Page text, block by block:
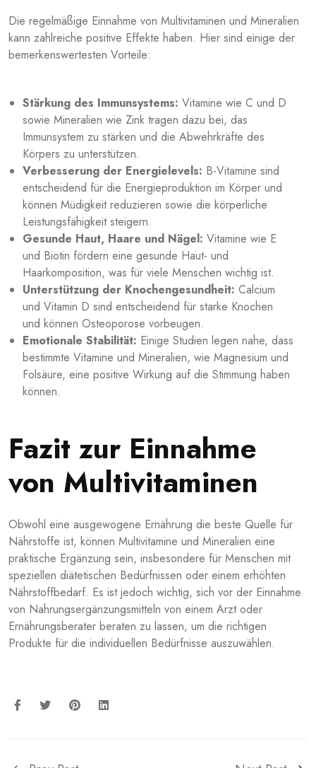
Die regelmäßige Einnahme von Multivitaminen und Mineralien
kann zahlreiche positive Effekte haben. Hier sind einige der
bemerkenswertesten Vorteile:
Stärkung des Immunsystems: Vitamine wie C und D
sowie Mineralien wie Zink tragen dazu bei, das
Immunsystem zu stärken und die Abwehrkräfte des
Körpers zu unterstützen.
Verbesserung der Energielevels: B-Vitamine sind
entscheidend für die Energieproduktion im Körper und
können Müdigkeit reduzieren sowie die körperliche
Leistungsfähigkeit steigern.
Gesunde Haut, Haare und Nägel: Vitamine wie E
und Biotin fördern eine gesunde Haut- und
Haarkomposition, was für viele Menschen wichtig ist.
Unterstützung der Knochengesundheit: Calcium
und Vitamin D sind entscheidend für starke Knochen
und können Osteoporose vorbeugen.
Emotionale Stabilität: Einige Studien legen nahe, dass
bestimmte Vitamine und Mineralien, wie Magnesium und
Folsäure, eine positive Wirkung auf die Stimmung haben
können.
Fazit zur Einnahme
von Multivitaminen
Obwohl eine ausgewogene Ernährung die beste Quelle für
Nährstoffe ist, können Multivitamine und Mineralien eine
praktische Ergänzung sein, insbesondere für Menschen mit
speziellen diätetischen Bedürfnissen oder einem erhöhten
Nährstoffbedarf. Es ist jedoch wichtig, sich vor der Einnahme
von Nahrungsergänzungsmitteln von einem Arzt oder
Ernährungsberater beraten zu lassen, um die richtigen
Produkte für die individuellen Bedürfnisse auszuwählen.